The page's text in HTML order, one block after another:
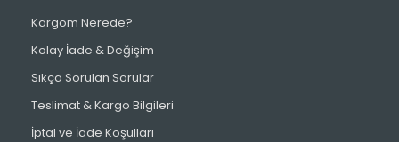
Kargom Nerede?
Kolay İade & Değişim
Sıkça Sorulan Sorular
Teslimat & Kargo Bilgileri
İptal ve İade Koşulları